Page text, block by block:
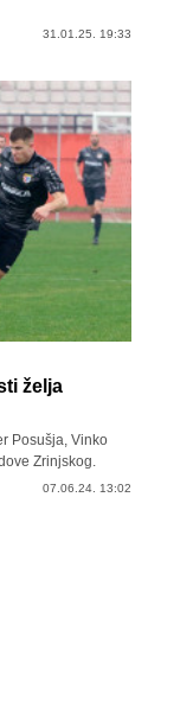
31.01.25. 19:33
želja
Posušja, Vinko
Zrinjskog.
07.06.24. 13:02